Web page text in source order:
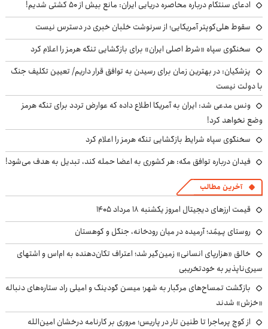
ادعای سنتکام درباره محاصره دریایی ایران: مانع بیش از ۵۰ کشتی شدیم!
سقوط هلی‌کوپتر آمریکایی؛ از سرنوشت خلبان خبری در دسترس نیست
سخنگوی سپاه «شرط اصلی ایران» برای بازگشایی تنگه هرمز را اعلام کرد
پزشکیان‌: در بهترین زمان برای رسیدن به توافق قرار داریم/ تعیین تکلیف جنگ
با دولت نیست
ونس مدعی شد: ایران به آمریکا اطلاع داده که عوارض تردد برای تنگه هرمز
وضع نخواهد کرد!
سخنگوی سپاه شرایط بازگشایی تنگه هرمز را اعلام کرد
فیدان درباره توافق مکه: هر کشوری به اعضا حمله کند، تبدیل به هدف می‌شود!
آخرین مطالب
قیمت ارزهای دیجیتال امروز یکشنبه ۱۸ مرداد ۱۴۰۵
روستای پـِیمُد؛ آرمیده در میان رودخانه، جنگل و کوهستان
خالق «هزارپای انسانی» زمین‌گیر شد؛ اعتراف تکان‌دهنده به ام‌اس و اشتهای
سیری‌ناپذیر به خودتخریبی
بازگشت تمساح‌های مرگبار به شهر؛ میسن گودینگ و امیلی راد ستاره‌های دنباله
«خزش» شدند
از کوچ‌ پرماجرا تا طنین تار در پاریس؛ مروری بر کارنامه درخشان امین‌الله